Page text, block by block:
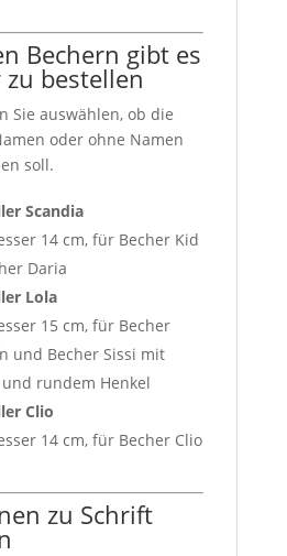
Bechern gibt es
bestellen
Sie auswählen, ob die
oder ohne Namen
soll.
Scandia
14 cm, für Becher Kid
Daria
Lola
15 cm, für Becher
und Becher Sissi mit
rundem Henkel
Clio
14 cm, für Becher Clio
zu Schrift